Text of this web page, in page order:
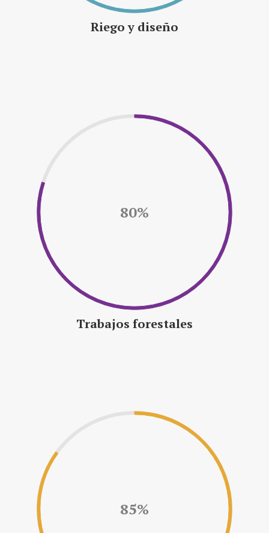
Riego y diseño
80%
Trabajos forestales
85%